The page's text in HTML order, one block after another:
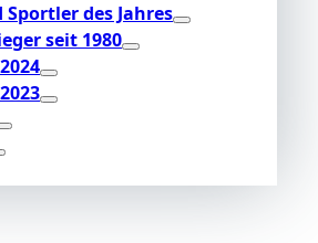
des Jahres
seit 1980